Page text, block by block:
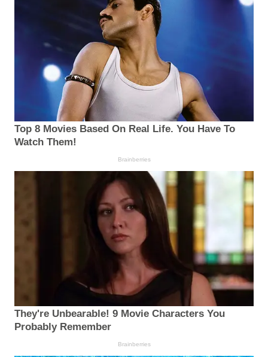
Top 8 Movies Based On Real Life. You Have To
Watch Them!
Brainberries
They're Unbearable! 9 Movie Characters You
Probably Remember
Brainberries